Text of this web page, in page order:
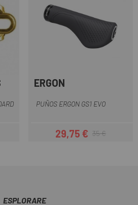
ERGON
PUÑOS ERGON GS1 EVO
Prezzo
29,75 €Prezzo base
35 €
ESPLORARE